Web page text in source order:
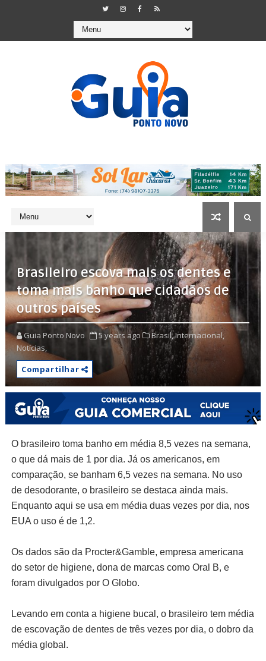
Brasileiro escova mais os dentes e
toma mais banho que cidadãos de
outros países
Guia Ponto Novo 5 years ago Brasil,Internacional,
Notícias,
Compartilhar
O brasileiro toma banho em média 8,5 vezes na semana,
o que dá mais de 1 por dia. Já os americanos, em
comparação, se banham 6,5 vezes na semana. No uso
de desodorante, o brasileiro se destaca ainda mais.
Enquanto aqui se usa em média duas vezes por dia, nos
EUA o uso é de 1,2.
Os dados são da Procter&Gamble, empresa americana
do setor de higiene, dona de marcas como Oral B, e
foram divulgados por O Globo.
Levando em conta a higiene bucal, o brasileiro tem média
de escovação de dentes de três vezes por dia, o dobro da
média global.